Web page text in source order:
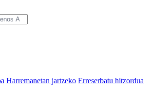
Harremanetan jartzeko Erreserbatu hitzordua